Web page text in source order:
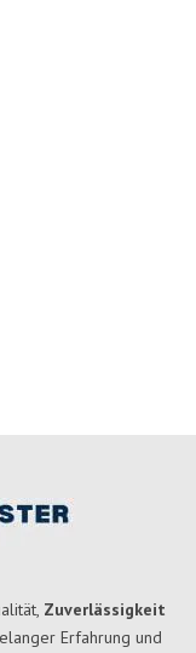
Zuverlässigkeit
Erfahrung und